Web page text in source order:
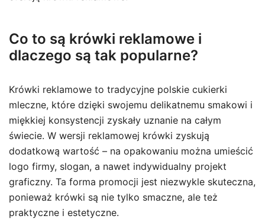
Co to są krówki reklamowe i
dlaczego są tak popularne?
Krówki reklamowe to tradycyjne polskie cukierki
mleczne, które dzięki swojemu delikatnemu smakowi i
miękkiej konsystencji zyskały uznanie na całym
świecie. W wersji reklamowej krówki zyskują
dodatkową wartość – na opakowaniu można umieścić
logo firmy, slogan, a nawet indywidualny projekt
graficzny. Ta forma promocji jest niezwykle skuteczna,
ponieważ krówki są nie tylko smaczne, ale też
praktyczne i estetyczne.